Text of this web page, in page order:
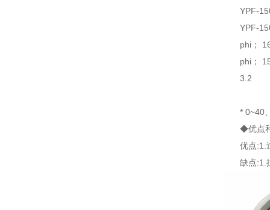
YPF-
YPF-
phi；
phi；
3.2
* 0~40
◆优点
优点:1.
缺点:1.